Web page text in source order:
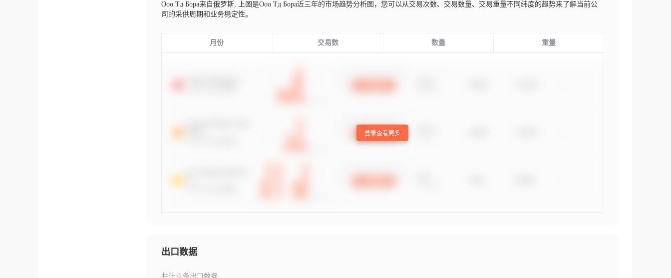
Ооо Тд Бора来自俄罗斯,
上图是Ооо Тд Бора近三年的市场趋势分析图，您可以从交易次数、交易数量、交易重量不同纬度的趋势来了解当前公
司的采供周期和业务稳定性。
月份 交易数 数量 重量
登录查看更多
出口数据
共计 0条出口数据